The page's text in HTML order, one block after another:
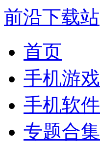
前沿下载站
首页
手机游戏
手机软件
专题合集